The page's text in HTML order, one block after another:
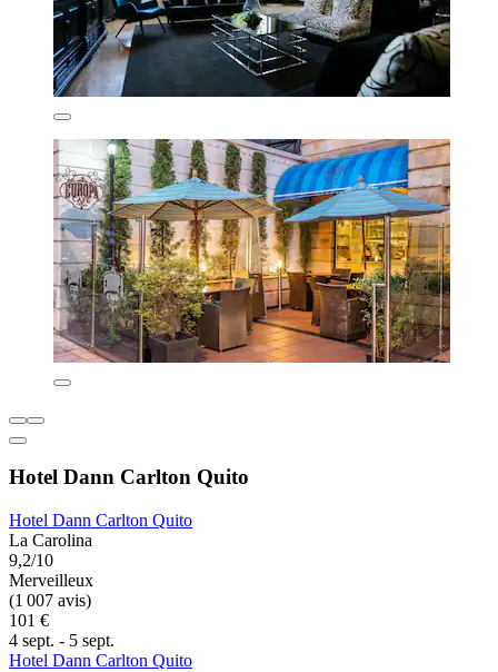
Hotel Dann Carlton Quito
Hotel Dann Carlton Quito
La Carolina
9,2/10
Merveilleux
(1 007 avis)
101 €
4 sept. - 5 sept.
Hotel Dann Carlton Quito